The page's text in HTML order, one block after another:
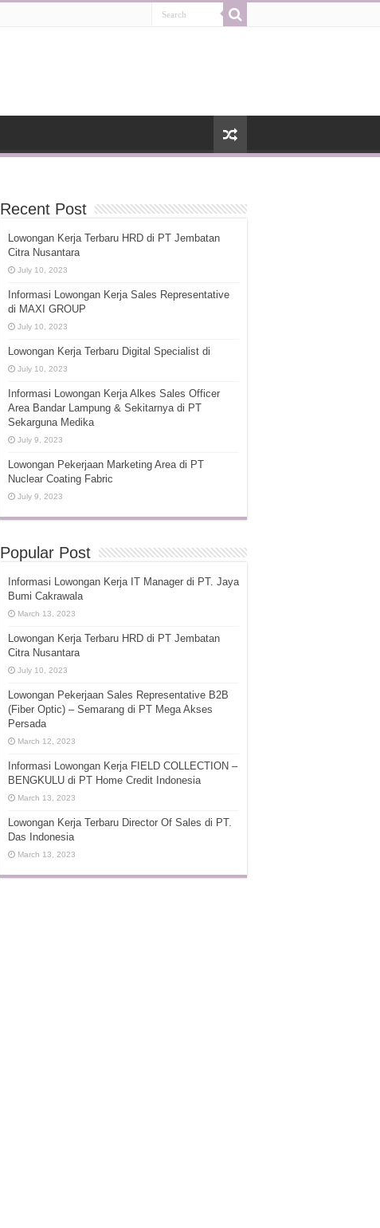
Recent Post
Lowongan Kerja Terbaru HRD di PT Jembatan
Citra Nusantara
July 10, 2023
Informasi Lowongan Kerja Sales Representative
di MAXI GROUP
July 10, 2023
Lowongan Kerja Terbaru Digital Specialist di
July 10, 2023
Informasi Lowongan Kerja Alkes Sales Officer
Area Bandar Lampung & Sekitarnya di PT
Sekarguna Medika
July 9, 2023
Lowongan Pekerjaan Marketing Area di PT
Nuclear Coating Fabric
July 9, 2023
Popular Post
Informasi Lowongan Kerja IT Manager di PT. Jaya
Bumi Cakrawala
March 13, 2023
Lowongan Kerja Terbaru HRD di PT Jembatan
Citra Nusantara
July 10, 2023
Lowongan Pekerjaan Sales Representative B2B
(Fiber Optic) – Semarang di PT Mega Akses
Persada
March 12, 2023
Informasi Lowongan Kerja FIELD COLLECTION –
BENGKULU di PT Home Credit Indonesia
March 13, 2023
Lowongan Kerja Terbaru Director Of Sales di PT.
Das Indonesia
March 13, 2023